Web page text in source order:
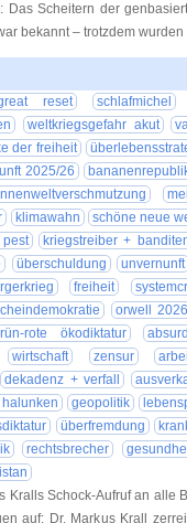
Das Scheitern der
bekannt – trotzdem
reset
schlafmichel
weltkriegsgefahr akut
der freiheit
2025/26
klimawahn
schöne neue
kriegstreiber +
überschuldung
unvernunft
freiheit
orwell
rote ökodiktatur
wirtschaft zensur
dekadenz + verfall
geopolitik
überfremdung
rechtsbrecher
Kralls Schock-Aufruf an
auf: Dr. Markus Krall